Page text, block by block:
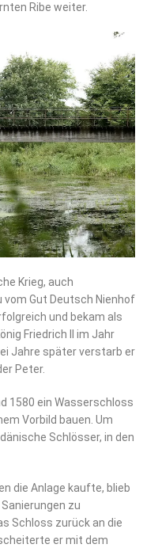
Ribe weiter.
Krieg, auch
vom Gut Deutsch Nienhof
und bekam als
Friedrich II im Jahr
Jahre später verstarb er
Peter.
1580 ein Wasserschloss
Vorbild bauen. Um
Schlösser, in den
die Anlage kaufte, blieb
zu
Schloss zurück an die
er mit dem